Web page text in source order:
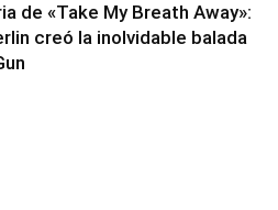
de «Take My Breath Away»:
creó la inolvidable balada